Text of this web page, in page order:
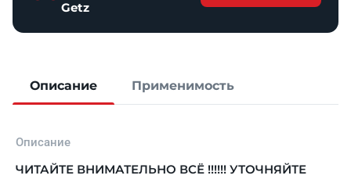
Getz
Описание Применимость
Описание
ЧИТАЙТЕ ВНИМАТЕЛЬНО ВСЁ !!!!!! УТОЧНЯЙТЕ